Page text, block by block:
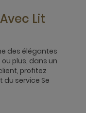
Lit
des élégantes
plus, dans un
profitez
service Se